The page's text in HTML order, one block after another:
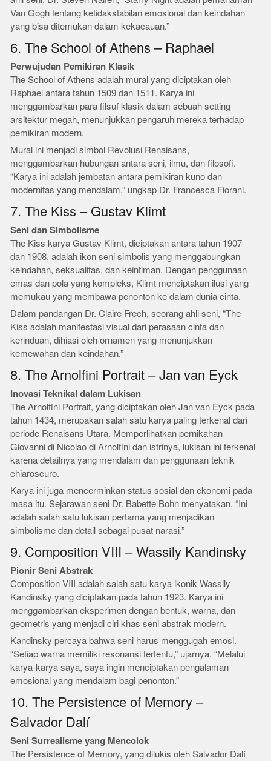
Van Gogh tentang ketidakstabilan emosional dan keindahan
yang bisa ditemukan dalam kekacauan.”
6. The School of Athens – Raphael
Perwujudan Pemikiran Klasik
The School of Athens adalah mural yang diciptakan oleh
Raphael antara tahun 1509 dan 1511. Karya ini
menggambarkan para filsuf klasik dalam sebuah setting
arsitektur megah, menunjukkan pengaruh mereka terhadap
pemikiran modern.
Mural ini menjadi simbol Revolusi Renaisans,
menggambarkan hubungan antara seni, ilmu, dan filosofi.
“Karya ini adalah jembatan antara pemikiran kuno dan
modernitas yang mendalam,” ungkap Dr. Francesca Fiorani.
7. The Kiss – Gustav Klimt
Seni dan Simbolisme
The Kiss karya Gustav Klimt, diciptakan antara tahun 1907
dan 1908, adalah ikon seni simbolis yang menggabungkan
keindahan, seksualitas, dan keintiman. Dengan penggunaan
emas dan pola yang kompleks, Klimt menciptakan ilusi yang
memukau yang membawa penonton ke dalam dunia cinta.
Dalam pandangan Dr. Claire Frech, seorang ahli seni, “The
Kiss adalah manifestasi visual dari perasaan cinta dan
kerinduan, dihiasi oleh ornamen yang menunjukkan
kemewahan dan keindahan.”
8. The Arnolfini Portrait – Jan van Eyck
Inovasi Teknikal dalam Lukisan
The Arnolfini Portrait, yang diciptakan oleh Jan van Eyck pada
tahun 1434, merupakan salah satu karya paling terkenal dari
periode Renaisans Utara. Memperlihatkan pernikahan
Giovanni di Nicolao di Arnolfini dan istrinya, lukisan ini terkenal
karena detailnya yang mendalam dan penggunaan teknik
chiaroscuro.
Karya ini juga mencerminkan status sosial dan ekonomi pada
masa itu. Sejarawan seni Dr. Babette Bohn menyatakan, “Ini
adalah salah satu lukisan pertama yang menjadikan
simbolisme dan detail sebagai pusat narasi.”
9. Composition VIII – Wassily Kandinsky
Pionir Seni Abstrak
Composition VIII adalah salah satu karya ikonik Wassily
Kandinsky yang diciptakan pada tahun 1923. Karya ini
menggambarkan eksperimen dengan bentuk, warna, dan
geometris yang menjadi ciri khas seni abstrak modern.
Kandinsky percaya bahwa seni harus menggugah emosi.
“Setiap warna memiliki resonansi tertentu,” ujarnya. “Melalui
karya-karya saya, saya ingin menciptakan pengalaman
emosional yang mendalam bagi penonton.”
10. The Persistence of Memory –
Salvador Dalí
Seni Surrealisme yang Mencolok
The Persistence of Memory, yang dilukis oleh Salvador Dalí